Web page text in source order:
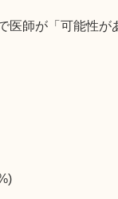
医師が「可能性が